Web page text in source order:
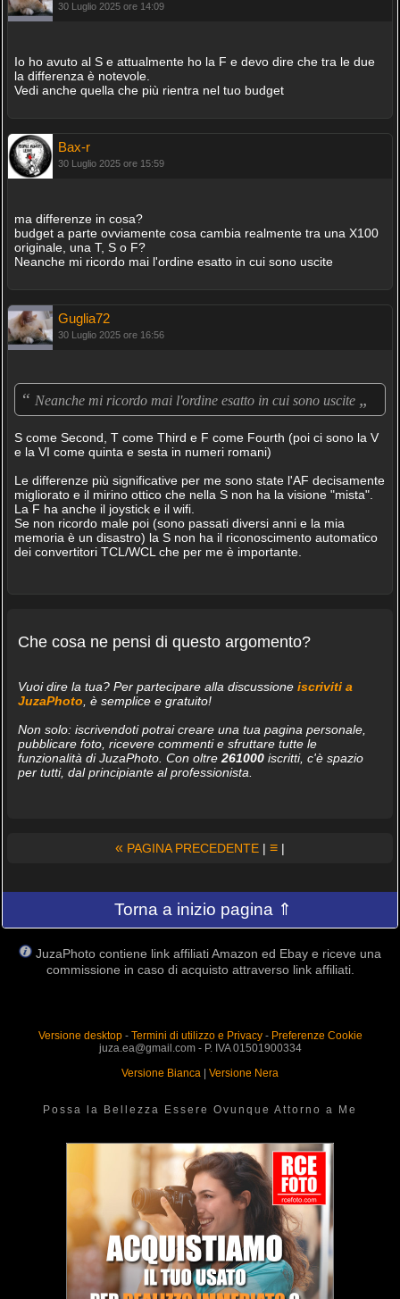
30 Luglio 2025 ore 14:09
Io ho avuto al S e attualmente ho la F e devo dire che tra le due
la differenza è notevole.
Vedi anche quella che più rientra nel tuo budget
Bax-r
30 Luglio 2025 ore 15:59
ma differenze in cosa?
budget a parte ovviamente cosa cambia realmente tra una X100
originale, una T, S o F?
Neanche mi ricordo mai l'ordine esatto in cui sono uscite
Guglia72
30 Luglio 2025 ore 16:56
“ Neanche mi ricordo mai l'ordine esatto in cui sono uscite „
S come Second, T come Third e F come Fourth (poi ci sono la V
e la VI come quinta e sesta in numeri romani)
Le differenze più significative per me sono state l'AF decisamente
migliorato e il mirino ottico che nella S non ha la visione "mista".
La F ha anche il joystick e il wifi.
Se non ricordo male poi (sono passati diversi anni e la mia
memoria è un disastro) la S non ha il riconoscimento automatico
dei convertitori TCL/WCL che per me è importante.
Che cosa ne pensi di questo argomento?
Vuoi dire la tua? Per partecipare alla discussione iscriviti a
JuzaPhoto , è semplice e gratuito!
Non solo: iscrivendoti potrai creare una tua pagina personale,
pubblicare foto, ricevere commenti e sfruttare tutte le
funzionalità di JuzaPhoto. Con oltre 261000iscritti, c'è spazio
per tutti, dal principiante al professionista.
« PAGINA PRECEDENTE | ≡ |
Torna a inizio pagina ⇑
JuzaPhoto contiene link affiliati Amazon ed Ebay e riceve una
commissione in caso di acquisto attraverso link affiliati.
Versione desktop- Termini di utilizzo e Privacy- Preferenze Cookie
juza.ea@gmail.com - P. IVA 01501900334
Versione Bianca | Versione Nera
Possa la Bellezza Essere Ovunque Attorno a Me